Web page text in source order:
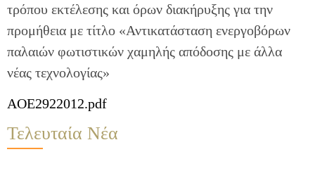
τρόπου εκτέλεσης και όρων διακήρυξης για την
προμήθεια με τίτλο «Αντικατάσταση ενεργοβόρων
παλαιών φωτιστικών χαμηλής απόδοσης με άλλα
νέας τεχνολογίας»
AOE2922012.pdf
Τελευταία Νέα